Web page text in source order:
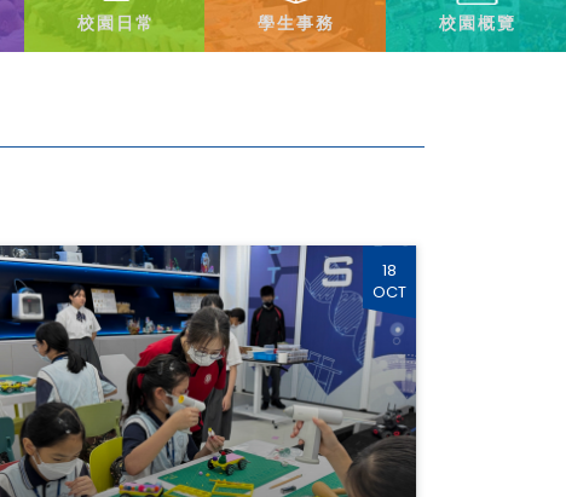
校園日常 學生事務 校園概覽
18
OCT